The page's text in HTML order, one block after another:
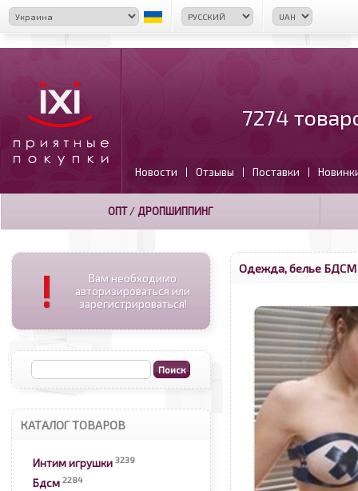
7274
Новости | Отзывы | Поставки |
ОПТ/ ДРОПШИППИНГ
!
Вам необходимо
авторизироваться или
зарегистрироваться!
КАТАЛОГ ТОВАРОВ
Интим игрушки 3239
Бдсм 2284
Одежда, белье БДСМ